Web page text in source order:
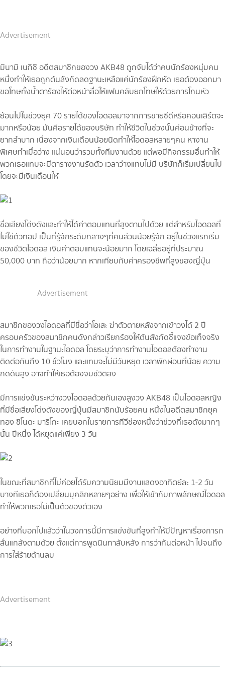
Advertisement
มินามิ เนกิชิ อดีตสมาชิกของวง AKB48 ถูกจับได้ว่าคบนักร้องหนุ่มคน
หนึ่งทำให้เธอถูกต้นสังกัดลดฐานะเหลือแค่นักร้องฝึกหัด เธอต้องออกมา
ขอโทษทั้งน้ำตาร้องไห้ต่อหน้าสื่อให้แฟนคลับยกโทษให้ด้วยการโกนหัว
ย้อนไปในช่วงยุค 70 รายได้ของไอดอลมาจากการขายซีดีหรือคอนเสิร์ตจะ
มากหรือน้อย มันคือรายได้ของบริษัท ทำให้ชีวิตในช่วงนั้นค่อนข้างที่จะ
ยากลำบาก เนื่องจากเงินเดือนน้อยนิดทำให้ไอดอลหลายๆคน หางาน
พิเศษทำเมื่อว่าง แน่นอนว่ารวมทั้งทีมงานด้วย แต่พอมีกิจกรรมอื่นทำให้
พวกเธอแทบจะมีตารางงานรัดตัว เวลาว่างแทบไม่มี บริษัทก็เริ่มเปลี่ยนไป
โดยจะมีเงินเดือนให้
ชื่อเสียงโด่งดังและทำให้ได้ค่าตอบแทนที่สูงตามไปด้วย แต่สำหรับไอดอลที่
ไม่ใช่ตัวทอป เป็นที่รู้จักระดับกลางๆที่คนส่วนน้อยรู้จัก อยู่ในช่วงแรกเริ่ม
ของชีวิตไอดอล เงินค่าตอบแทนจะน้อยมาก โดยเฉลี่ยอยู่ที่ประมาณ
50,000 บาท ถือว่าน้อยมาก หากเทียบกับค่าครองชีพที่สูงของญี่ปุ่น
Advertisement
สมาชิกของวงไอดอลที่มีชื่อว่าโอเสะ ฆ่าตัวตายหลังจากเข้าวงได้ 2 ปี
ครอบครัวของสมาชิกคนดังกล่าวเรียกร้องให้ต้นสังกัดชี้แจงข้อเท็จจริง
ในการทำงานในฐานะไอดอล โดยระบุว่าการทำงานไอดอลต้องทำงาน
ติดต่อกันถึง 10 ชั่วโมง และแทบจะไม่มีวันหยุด เวลาพักผ่อนที่น้อย ความ
กดดันสูง อาจทำให้เธอต้องจบชีวิตลง
มีการแข่งขันระหว่างวงไอดอลด้วยกันเองสูงวง AKB48 เป็นไอดอลหญิง
ที่มีชื่อเสียงโด่งดังของญี่ปุ่นมีสมาชิกนับร้อยคน หนึ่งในอดีตสมาชิกยุค
ทอง ชิโนดะ มาริโกะ เคยบอกในรายการทีวีช่องหนึ่งว่าช่วงที่เธอดังมากๆ
นั้น ปีหนึ่ง ได้หยุดแค่เพียง 3 วัน
ในขณะที่สมาชิกที่ไม่ค่อยได้รับความนิยมมีงานแสดงอาทิตย์ละ 1-2 วัน
บางทีเธอก็ต้องเปลี่ยนบุคลิกหลายๆอย่าง เพื่อให้เข้ากับภาพลักษณ์ไอดอล
ทำให้พวกเธอไม่เป็นตัวของตัวเอง
อย่างที่บอกไปแล้วว่าในวงการนี้มีการแข่งขันที่สูงทำให้มีปัญหาเรื่องการก
ลั่นแกล้งตามด้วย ตั้งแต่การพูดนินทาลับหลัง การว่ากันต่อหน้า ไปจนถึง
การใส่ร้ายด้านลบ
Advertisement